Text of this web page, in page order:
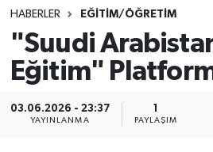
HABERLER EĞİTİM/ÖĞRETİM
"Suudi
Eğitim"
03.06.2026 - 23:37
YAYINLANMA PAYLAŞIM
YARIŞMA/ETKİNLİKLER
ANKET
MEVZUAT/KARARLAR